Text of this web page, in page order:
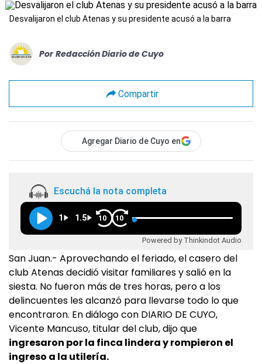
Desvalijaron el club Atenas y su presidente acusó a la barra
Por Redacción Diario de Cuyo
Compartir
Agregar Diario de Cuyo en
Escuchá la nota completa
1 1.5 10 10
Powered by Thinkindot Audio
San Juan.- Aprovechando el feriado, el casero del
club Atenas decidió visitar familiares y salió en la
siesta. No fueron más de tres horas, pero a los
delincuentes les alcanzó para llevarse todo lo que
encontraron. En diálogo con DIARIO DE CUYO,
Vicente Mancuso, titular del club, dijo que
ingresaron por la finca lindera y rompieron el
ingreso a la utilería.